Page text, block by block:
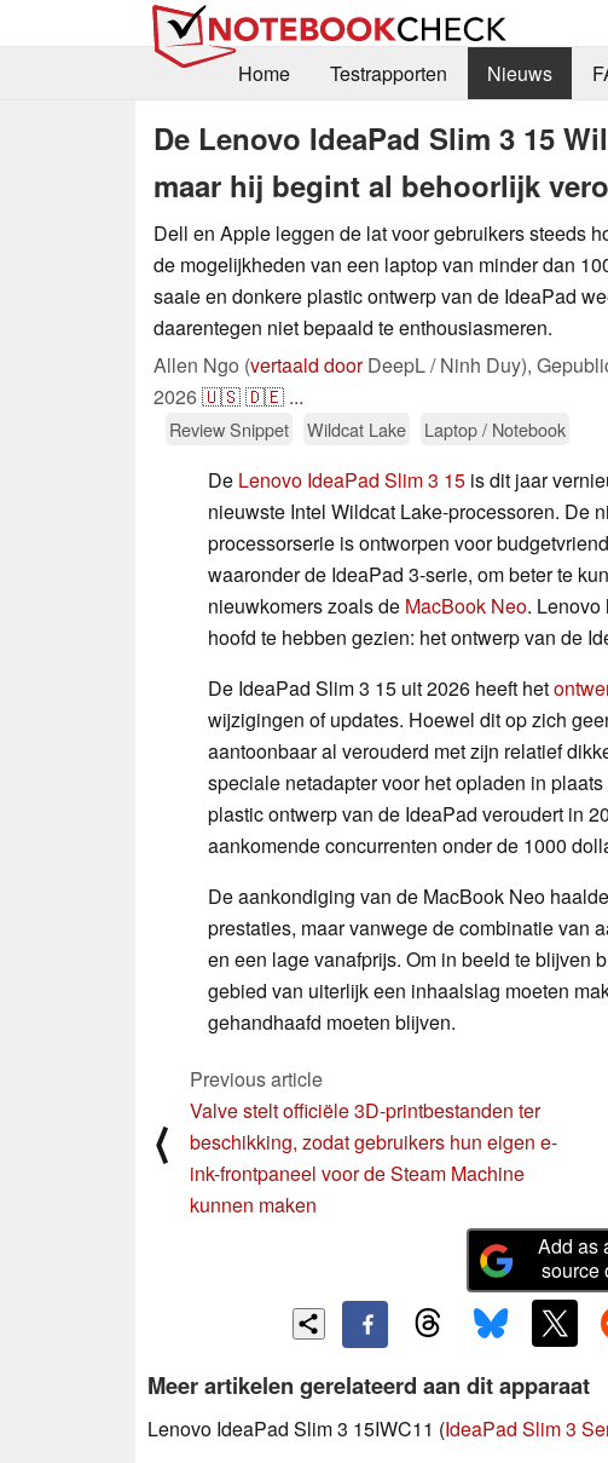
Home
Testrapporten Nieuws
De Lenovo IdeaPad Slim 3 15
maar hij begint al behoorlijk
Dell en Apple leggen de lat voor gebruikers steeds
de mogelijkheden van een laptop van minder dan
saaie en donkere plastic ontwerp van de IdeaPad
daarentegen niet bepaald te enthousiasmeren.
Allen Ngo (vertaald doorDeepL / Ninh Duy),
2026🇺🇸🇩🇪 ...
Review Snippet Wildcat Lake Laptop / Notebook
De Lenovo IdeaPad Slim 3 15 is dit jaar
nieuwste Intel Wildcat Lake-processoren. De
processorserie is ontworpen voor
waaronder de IdeaPad 3-serie, om beter te
nieuwkomers zoals de MacBook Neo. Lenovo
hoofd te hebben gezien: het ontwerp van de
De IdeaPad Slim 3 15 uit 2026 heeft het
wijzigingen of updates. Hoewel dit op zich
aantoonbaar al verouderd met zijn relatief
speciale netadapter voor het opladen in
plastic ontwerp van de IdeaPad veroudert in
aankomende concurrenten onder de 1000
De aankondiging van de MacBook Neo
prestaties, maar vanwege de combinatie van
en een lage vanafprijs. Om in beeld te blijven
gebied van uiterlijk een inhaalslag moeten
gehandhaafd moeten blijven.
⟨
Previous article
Valve stelt officiële 3D-printbestanden ter
beschikking, zodat gebruikers hun eigen e-
ink-frontpaneel voor de Steam Machine
kunnen maken
Add as
source
Meer artikelen gerelateerd aan dit apparaat
Lenovo IdeaPad Slim 3 15IWC11 (IdeaPad Slim 3